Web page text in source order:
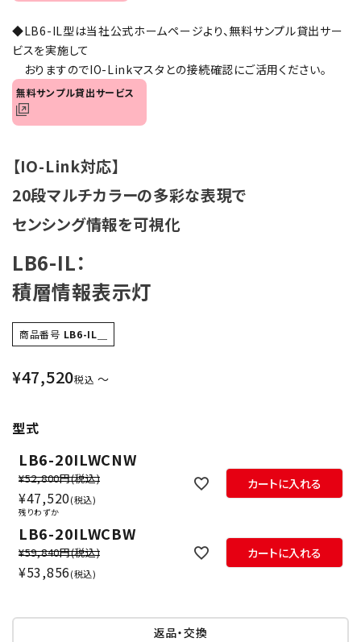
ガイドライン
パトライトカタログ
◆LB6-IL型は当社公式ホームページより、無料サンプル貸出サー
ビスを実施して
おりますのでIO-Linkマスタとの接続確認にご活用ください。
無料サンプル貸出サービス
【IO-Link対応】
20段マルチカラーの多彩な表現で
センシング情報を可視化
LB6-IL：
積層情報表示灯
商品番号 LB6-IL＿
¥47,520税込 〜
型式
LB6-20ILWCNW
¥52,800円(税込)
¥47,520 税込
残りわずか
カートに入れる
LB6-20ILWCBW
¥59,840円(税込)
¥53,856 税込
カートに入れる
返品・交換